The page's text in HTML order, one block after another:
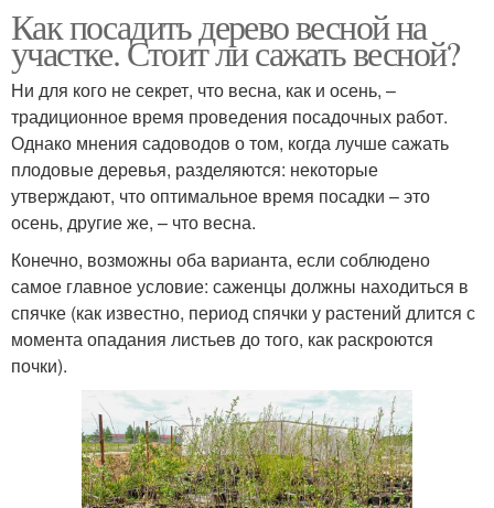
Как посадить дерево весной на
участке. Стоит ли сажать весной?
Ни для кого не секрет, что весна, как и осень, –
традиционное время проведения посадочных работ.
Однако мнения садоводов о том, когда лучше сажать
плодовые деревья, разделяются: некоторые
утверждают, что оптимальное время посадки – это
осень, другие же, – что весна.
Конечно, возможны оба варианта, если соблюдено
самое главное условие: саженцы должны находиться в
спячке (как известно, период спячки у растений длится с
момента опадания листьев до того, как раскроются
почки).